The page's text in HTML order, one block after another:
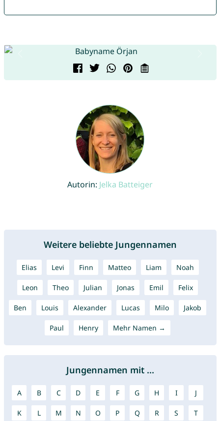
Autorin: Jelka Batteiger
Weitere beliebte Jungennamen
Elias Levi Finn Matteo Liam Noah
Leon Theo Julian Jonas Emil Felix
Ben Louis Alexander Lucas Milo Jakob
Paul Henry Mehr Namen →
Jungennamen mit ...
A B C D E F G H I J
K L M N O P Q R S T